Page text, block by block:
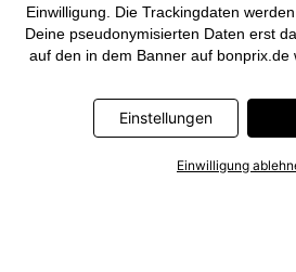
Einwilligung. Die Trackingdaten
Deine pseudonymisierten Daten erst
auf den in dem Banner auf bonprix.de
Unternehmen: Meta Platforms Ireland
Limited, Pinterest Europe Limited,
Limited, Criteo SA, RTB-House
Group UK Limited, ID5 Technology
Einstellungen
Einwilligung